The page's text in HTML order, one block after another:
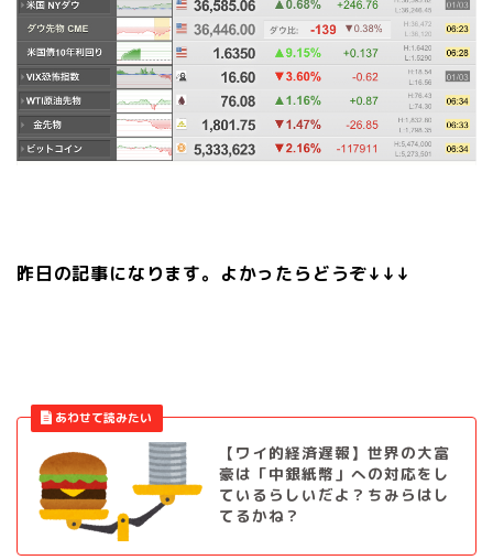
昨日の記事になります。よかったらどうぞ↓↓↓
【ワイ的経済遅報】世界の大富
豪は「中銀紙幣」への対応をし
ているらしいだよ？ちみらはし
てるかね？